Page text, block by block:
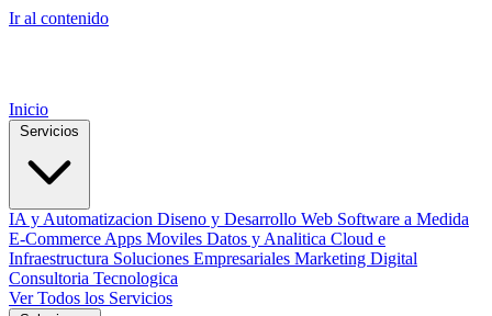
Ir al contenido
Inicio
IA y Automatizacion Diseno y Desarrollo Web Software a Medida
E-Commerce Apps Moviles Datos y Analitica Cloud e
Infraestructura Soluciones Empresariales Marketing Digital
Consultoria Tecnologica
Ver Todos los Servicios